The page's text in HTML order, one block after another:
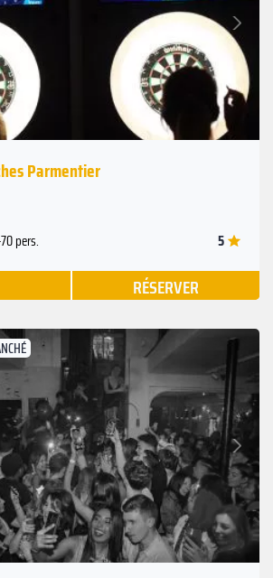
Suivant
Parmentier
pers. 5
RÉSERVER
Suivant